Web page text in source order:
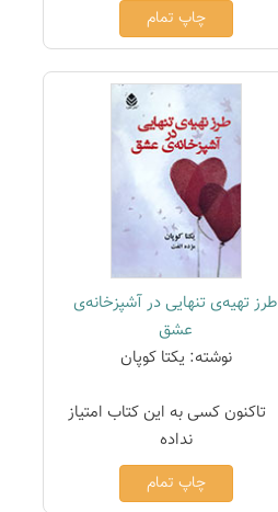
چاپ تمام
طرز تهیه‌ی تنهایی در آشپزخانه‌ی
عشق
نوشته: یکتا کوپان
چاپ تمام